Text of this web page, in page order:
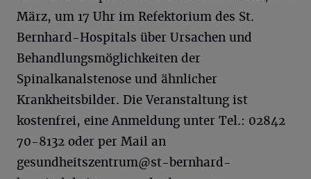
März, um 17 Uhr im Refektorium des St.
Bernhard-Hospitals über Ursachen und
Behandlungsmöglichkeiten der
Spinalkanalstenose und ähnlicher
Krankheitsbilder. Die Veranstaltung ist
kostenfrei, eine Anmeldung unter Tel.: 02842
70-8132 oder per Mail an
gesundheitszentrum@st-bernhard-